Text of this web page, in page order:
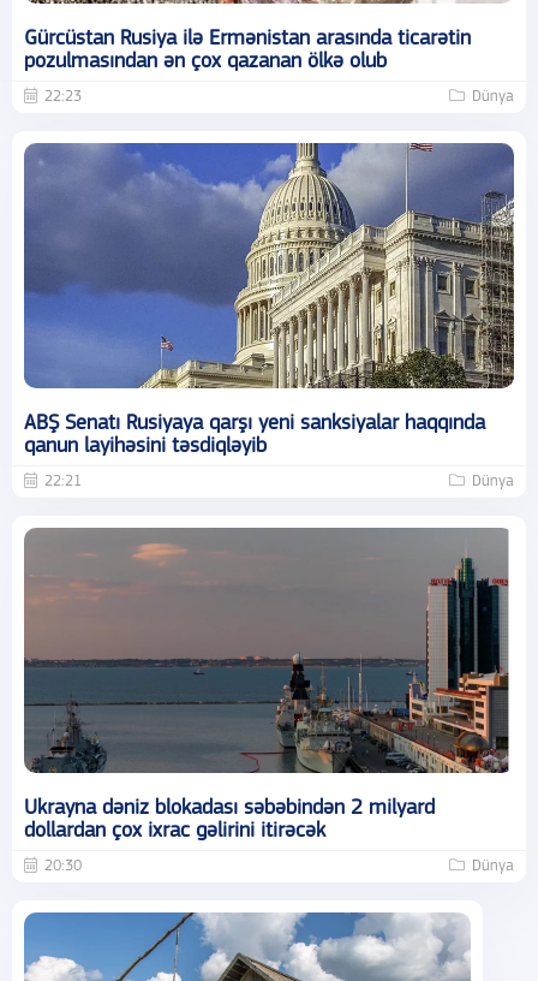
Gürcüstan Rusiya ilə Ermənistan arasında ticarətin
pozulmasından ən çox qazanan ölkə olub
22:23 Dünya
ABŞ Senatı Rusiyaya qarşı yeni sanksiyalar haqqında
qanun layihəsini təsdiqləyib
22:21 Dünya
Ukrayna dəniz blokadası səbəbindən 2 milyard
dollardan çox ixrac gəlirini itirəcək
20:30 Dünya